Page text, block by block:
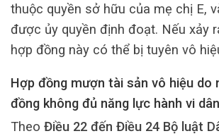
thuộc quyền sở hữu của mẹ chị E,
được ủy quyền định đoạt. Nếu xảy
hợp đồng này có thể bị tuyên vô
Hợp đồng mượn tài sản vô hiệu do
đồng không đủ năng lực hành vi
Theo Điều 22 đến Điều 24 Bộ luật